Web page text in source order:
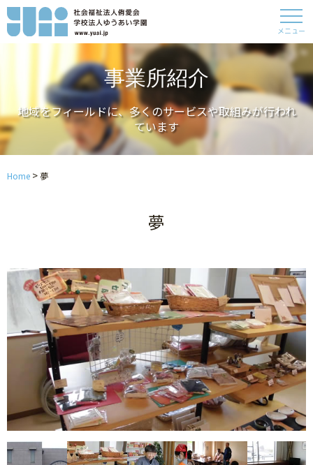
メニュー
事業所紹介
地域をフィールドに、多くのサービスや取組みが行われ
ています
Home > 夢
夢